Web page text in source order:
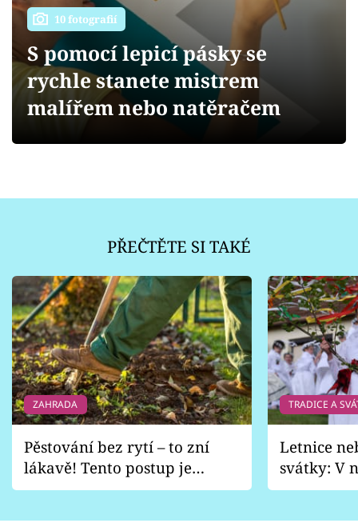
Přihlášení
Sledujte nás
10 fotografií
S pomocí lepicí pásky se
rychle stanete mistrem
malířem nebo natěračem
PŘEČTĚTE SI TAKÉ
ZAHRADA
Pěstování bez rytí – to zní
lákavě! Tento postup je
vhodný jen pro některé
TRADICE A
Letnice
svátky: V
pondělí